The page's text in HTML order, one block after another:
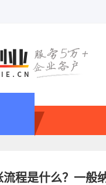
程是什么？一般